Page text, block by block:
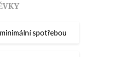
spotřebou